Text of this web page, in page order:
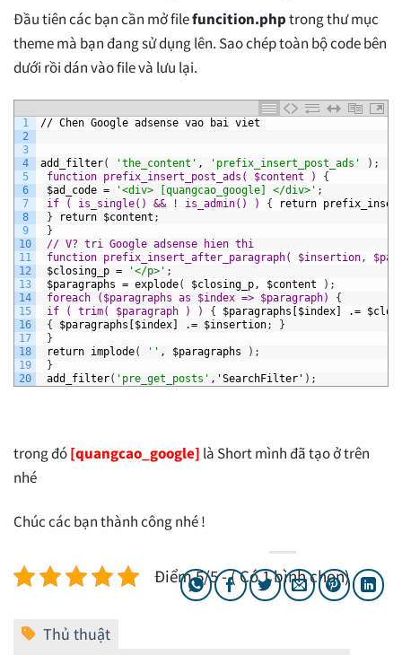
Đầu tiên các bạn cần mở filefuncition.phptrong thư mục
theme mà bạn đang sử dụng lên. Sao chép toàn bộ code bên
dưới rồi dán vào file và lưu lại.
1
2
3
4
5
6
7
8
9
10
11
12
13
14
15
16
17
18
19
20
// Chen Google adsense vao bai viet
add_filter( 'the_content' , 'prefix_insert_post_ads' ) ;
function prefix_insert_post_ads( $content ) {
$ad_code = '<div> [quangcao_google] </div>' ;
if ( is_single() && ! is_admin() ) { return
}
return $content ;
}
// V? tri Google adsense hien thi
function prefix_insert_after_paragraph( $insertion,
$closing_p = '</p>' ;
$paragraphs = explode( $closing_p, $content ) ;
foreach ($paragraphs as $index => $paragraph) {
if ( trim( $paragraph ) ) { $paragraphs[$index] .=
{
$paragraphs[$index] .= $insertion;
}
}
return implode( '' , $paragraphs ) ;
}
add_filter( 'pre_get_posts' ,'SearchFilter' ) ;
trong đó[quangcao_google] là Short mình đã tạo ở trên
nhé
Chúc các bạn thành công nhé !
Điểm 5/5 - ( Có 1 bình chọn)